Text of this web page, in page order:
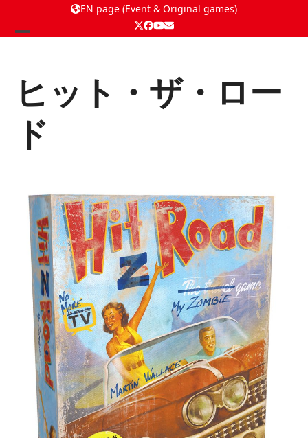
EN page (Event & Original games)
Twitter
Facebook
YouTube
Email
menu
menu
ヒット・ザ・ロー
ド